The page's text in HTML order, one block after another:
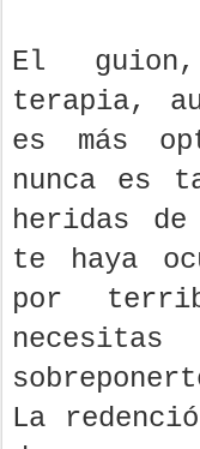
El
terapia,
es más
nunca es
heridas
te haya
por
La